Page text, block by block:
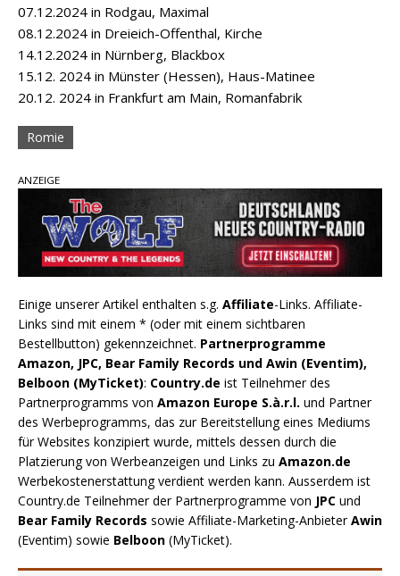
07.12.2024 in Rodgau, Maximal
08.12.2024 in Dreieich-Offenthal, Kirche
14.12.2024 in Nürnberg, Blackbox
15.12. 2024 in Münster (Hessen), Haus-Matinee
20.12. 2024 in Frankfurt am Main, Romanfabrik
Romie
ANZEIGE
Einige unserer Artikel enthalten s.g. Affiliate-Links. Affiliate-
Links sind mit einem * (oder mit einem sichtbaren
Bestellbutton) gekennzeichnet. Partnerprogramme
Amazon, JPC, Bear Family Records und Awin (Eventim),
Belboon (MyTicket): Country.de ist Teilnehmer des
Partnerprogramms von Amazon Europe S.à.r.l. und Partner
des Werbeprogramms, das zur Bereitstellung eines Mediums
für Websites konzipiert wurde, mittels dessen durch die
Platzierung von Werbeanzeigen und Links zu Amazon.de
Werbekostenerstattung verdient werden kann. Ausserdem ist
Country.de Teilnehmer der Partnerprogramme von JPC und
Bear Family Records sowie Affiliate-Marketing-AnbieterAwin
(Eventim) sowie Belboon (MyTicket).